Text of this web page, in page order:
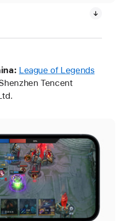
League of Legends
Tencent